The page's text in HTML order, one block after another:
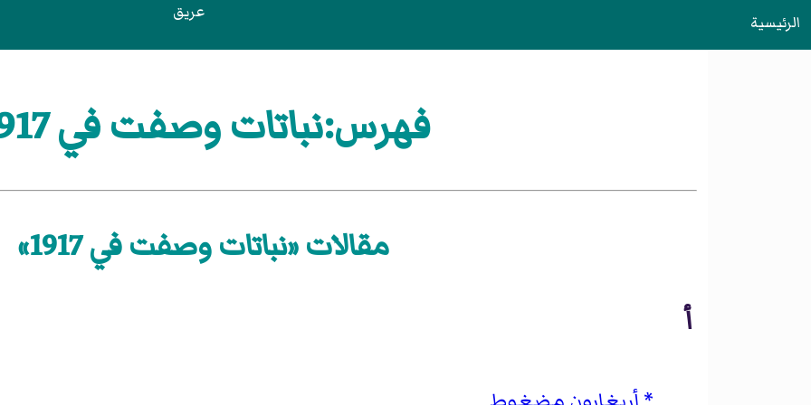
الرئيسية عريق
فهرس:نباتات وصفت في 1917
مقالات «نباتات وصفت في 1917»
أ